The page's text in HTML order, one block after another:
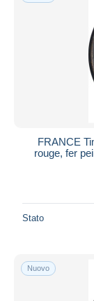
FRANCE
rouge, fer
Stato
Nuovo